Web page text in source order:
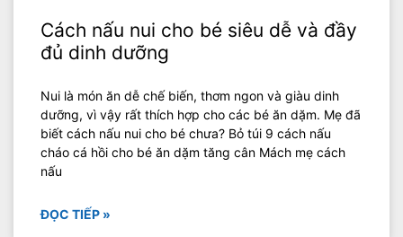
Cách nấu nui cho bé siêu dễ và đầy
đủ dinh dưỡng
Nui là món ăn dễ chế biến, thơm ngon và giàu dinh
dưỡng, vì vậy rất thích hợp cho các bé ăn dặm. Mẹ đã
biết cách nấu nui cho bé chưa? Bỏ túi 9 cách nấu
cháo cá hồi cho bé ăn dặm tăng cân Mách mẹ cách
nấu
ĐỌC TIẾP »